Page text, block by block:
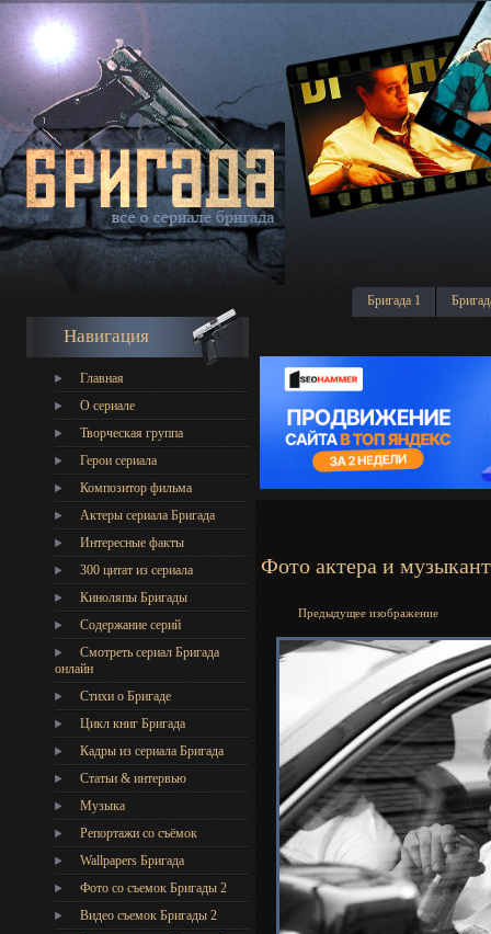
Бригада 1
Навигация
Главная
О сериале
Творческая группа
Герои сериала
Композитор фильма
Актеры сериала Бригада
Интересные факты
300 цитат из сериала
Киноляпы Бригады
Содержание серий
Смотреть сериал Бригада
онлайн
Стихи о Бригаде
Цикл книг Бригада
Кадры из сериала Бригада
Статьи & интервью
Музыка
Репортажи со съёмок
Wallpapers Бригада
Фото со съемок Бригады 2
Видео съемок Бригады 2
Фото актера и
Предыдущее изображение